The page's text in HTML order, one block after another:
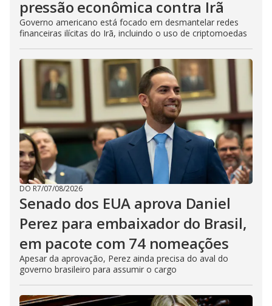
pressão econômica contra Irã
Governo americano está focado em desmantelar redes
financeiras ilícitas do Irã, incluindo o uso de criptomoedas
DO R7/07/08/2026
Senado dos EUA aprova Daniel
Perez para embaixador do Brasil,
em pacote com 74 nomeações
Apesar da aprovação, Perez ainda precisa do aval do
governo brasileiro para assumir o cargo